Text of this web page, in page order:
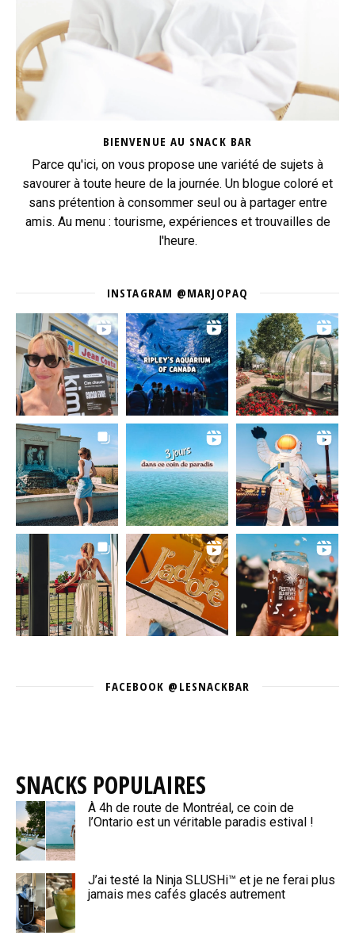
BIENVENUE AU SNACK BAR
Parce qu'ici, on vous propose une variété de sujets à
savourer à toute heure de la journée. Un blogue coloré et
sans prétention à consommer seul ou à partager entre
amis. Au menu : tourisme, expériences et trouvailles de
l'heure.
INSTAGRAM @MARJOPAQ
FACEBOOK @LESNACKBAR
SNACKS POPULAIRES
À 4h de route de Montréal, ce coin de
l’Ontario est un véritable paradis estival !
J’ai testé la Ninja SLUSHi™ et je ne ferai plus
jamais mes cafés glacés autrement